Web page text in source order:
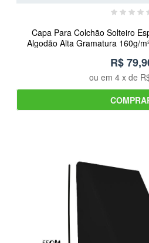
Capa Para Colchão Solteiro
Algodão Alta Gramatura 160g/
R$
ou em 4x de